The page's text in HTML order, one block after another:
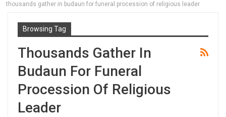
thousands gather in budaun for funeral procession of religious leader
Browsing Tag
Thousands Gather In
Budaun For Funeral
Procession Of Religious
Leader